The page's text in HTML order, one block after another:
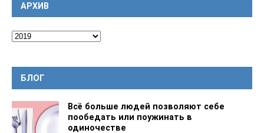
АРХИВ
БЛОГ
Всё больше людей позволяют себе
пообедать или поужинать в
одиночестве